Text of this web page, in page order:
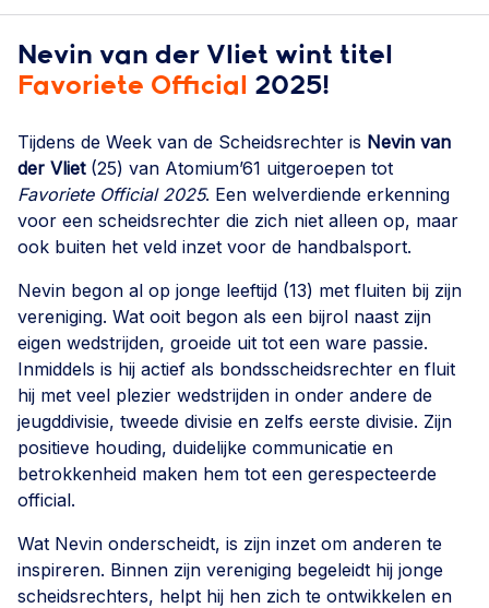
Nevin van der Vliet wint titel
Favoriete Official
2025!
Tijdens de Week van de Scheidsrechter is Nevin van
der Vliet(25) van Atomium’61 uitgeroepen tot
Favoriete Official 2025. Een welverdiende erkenning
voor een scheidsrechter die zich niet alleen op, maar
ook buiten het veld inzet voor de handbalsport.
Nevin begon al op jonge leeftijd (13) met fluiten bij zijn
vereniging. Wat ooit begon als een bijrol naast zijn
eigen wedstrijden, groeide uit tot een ware passie.
Inmiddels is hij actief als bondsscheidsrechter en fluit
hij met veel plezier wedstrijden in onder andere de
jeugddivisie, tweede divisie en zelfs eerste divisie. Zijn
positieve houding, duidelijke communicatie en
betrokkenheid maken hem tot een gerespecteerde
official.
Wat Nevin onderscheidt, is zijn inzet om anderen te
inspireren. Binnen zijn vereniging begeleidt hij jonge
scheidsrechters, helpt hij hen zich te ontwikkelen en